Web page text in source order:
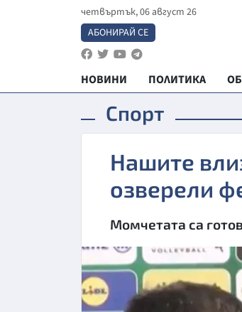
четвъртък, 06 август 26
АБОНИРАЙ СЕ
НОВИНИ ПОЛИТИКА
Спорт
Нашите
озверели
Момчетата са